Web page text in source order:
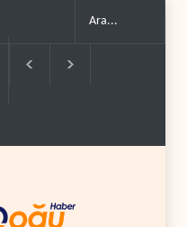
ittifakını sın..